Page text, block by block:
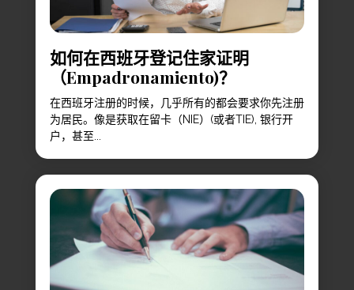
如何在西班牙登记住家证明
（Empadronamiento)？
在西班牙注册的时候，几乎所有的都会要求你先注册
为居民。像是获取在留卡（NIE）(或者TIE), 银行开
户，甚至...